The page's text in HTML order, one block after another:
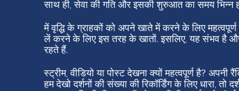
साथ ही, सेवा की गति और इसकी शुरुआत का समय भिन्न
में वृद्धि के ग्राहकों को अपने खाते में करने के लिए
लें करने के लिए इस तरह के खातों. इसलिए, यह संभव है
रहते हैं.
स्ट्रीम, वीडियो या पोस्ट देखना क्यों महत्वपूर्ण है?
हम देखो दर्शनों की संख्या की रिकॉर्डिंग के लिए धारा,